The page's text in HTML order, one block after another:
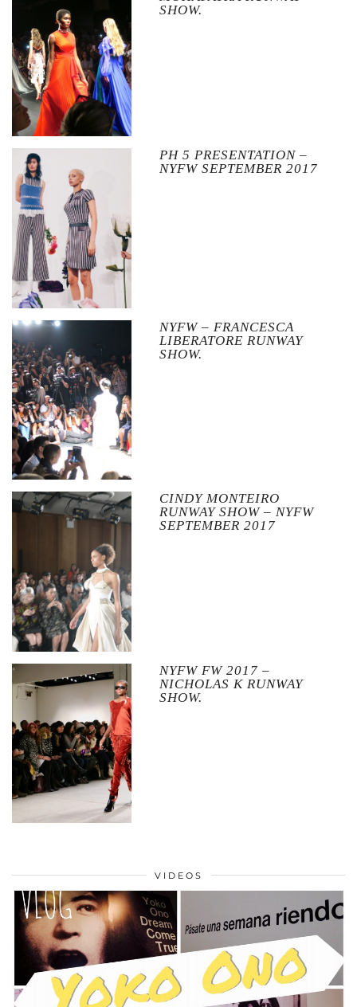
SHOW.
PH 5 PRESENTATION –
NYFW SEPTEMBER 2017
NYFW – FRANCESCA
LIBERATORE RUNWAY
SHOW.
CINDY MONTEIRO
RUNWAY SHOW – NYFW
SEPTEMBER 2017
NYFW FW 2017 –
NICHOLAS K RUNWAY
SHOW.
VIDEOS